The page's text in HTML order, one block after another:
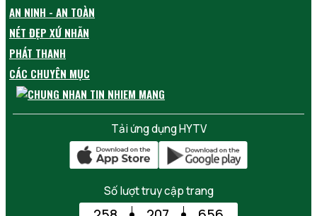
AN NINH - AN TOÀN
NÉT ĐẸP XỨ NHÃN
PHÁT THANH
CÁC CHUYÊN MỤC
Tải ứng dụng HYTV
Số lượt truy cập trang